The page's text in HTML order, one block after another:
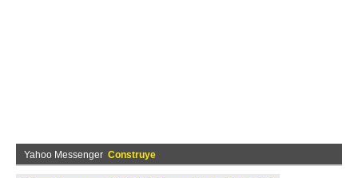
Yahoo Messenger Construye